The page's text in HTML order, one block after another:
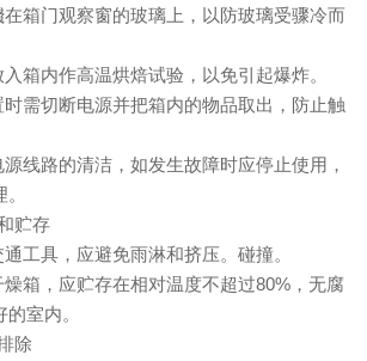
箱门观察窗的玻璃上，以防玻璃受骤冷而
箱内作高温烘焙试验，以免引起爆炸。
需切断电源并把箱内的物品取出，防止触
线路的清洁，如发生故障时应停止使用，
贮存
工具，应避免雨淋和挤压。碰撞。
箱，应贮存在相对温度不超过80%，无腐
室内。
除